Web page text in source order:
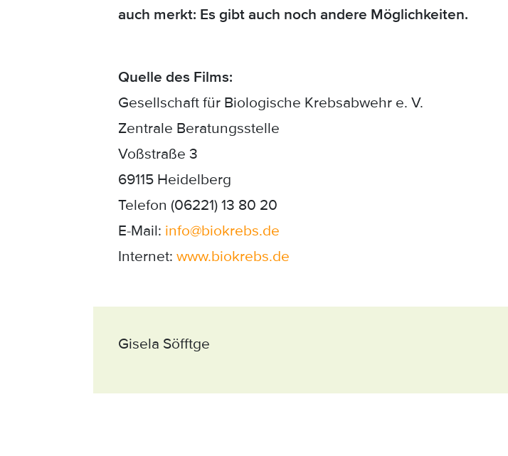
auch merkt: Es gibt auch noch andere Möglichkeiten.
Quelle des Films:
Gesellschaft für Biologische Krebsabwehr e. V.
Zentrale Beratungsstelle
Voßstraße 3
69115 Heidelberg
Telefon (06221) 13 80 20
E-Mail: info@biokrebs.de
Internet: www.biokrebs.de
Gisela Söfftge